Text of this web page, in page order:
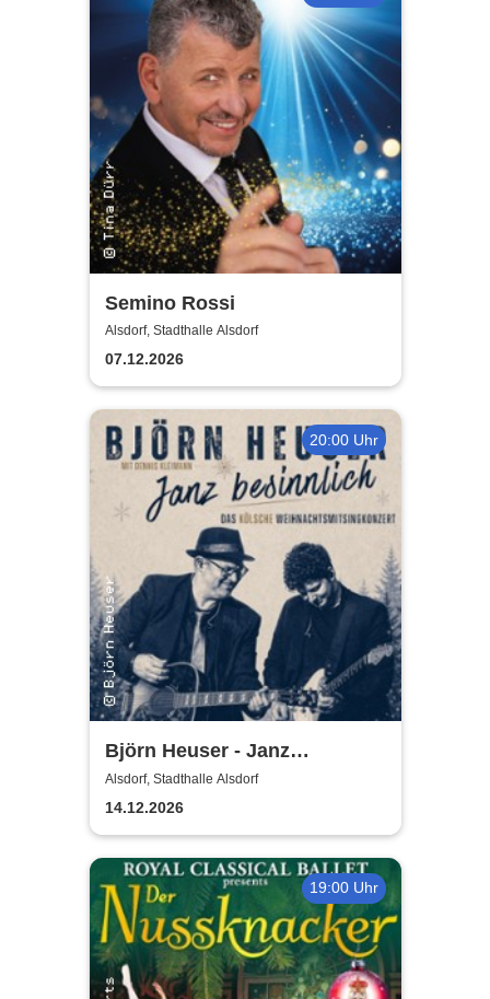
Semino Rossi
Alsdorf, Stadthalle Alsdorf
07.12.2026
20:00 Uhr
Björn Heuser - Janz
besinnlich
Alsdorf, Stadthalle Alsdorf
14.12.2026
19:00 Uhr